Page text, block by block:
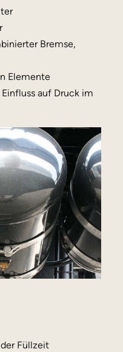
Bremse,
Elemente
auf Druck im
Füllzeit